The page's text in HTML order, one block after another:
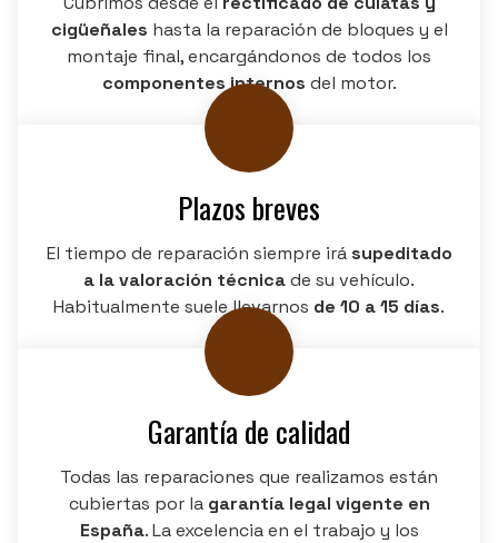
cigüeñales hasta la reparación de bloques y el
montaje final, encargándonos de todos los
componentes internos del motor.
Plazos breves
El tiempo de reparación siempre irá supeditado
a la valoración técnicade su vehículo.
Habitualmente suele llevarnos de 10 a 15 días.
Garantía de calidad
Todas las reparaciones que realizamos están
cubiertas por la garantía legal vigente en
España. La excelencia en el trabajo y los